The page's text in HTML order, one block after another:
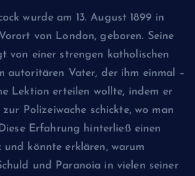
wurde am 13. August 1899 in
von London, geboren. Seine
von einer strengen katholischen
autoritären Vater, der ihm einmal –
Lektion erteilen wollte, indem er
Polizeiwache schickte, wo man
Erfahrung hinterließ einen
und könnte erklären, warum
und Paranoia in vielen seiner